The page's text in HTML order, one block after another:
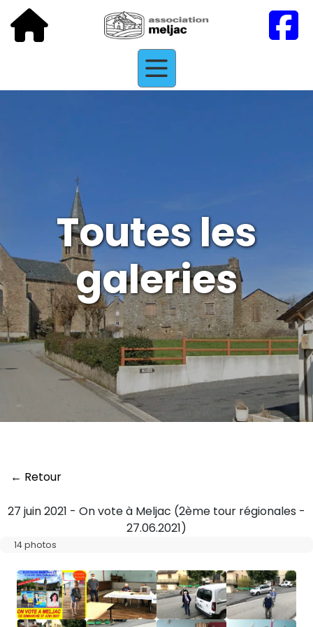
Toutes les
galeries
← Retour
27 juin 2021 - On vote à Meljac (2ème tour régionales -
27.06.2021)
14 photos